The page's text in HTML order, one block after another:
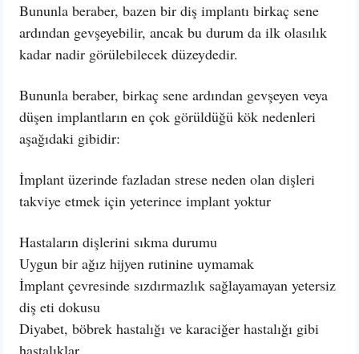
Bununla beraber, bazen bir diş implantı birkaç sene
ardından gevşeyebilir, ancak bu durum da ilk olasılık
kadar nadir görülebilecek düzeydedir.
Bununla beraber, birkaç sene ardından gevşeyen veya
düşen implantların en çok görüldüğü kök nedenleri
aşağıdaki gibidir:
İmplant üzerinde fazladan strese neden olan dişleri
takviye etmek için yeterince implant yoktur
Hastaların dişlerini sıkma durumu
Uygun bir ağız hijyen rutinine uymamak
İmplant çevresinde sızdırmazlık sağlayamayan yetersiz
diş eti dokusu
Diyabet, böbrek hastalığı ve karaciğer hastalığı gibi
hastalıklar